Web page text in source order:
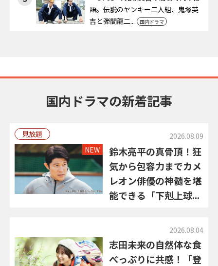
語。伝説のヤンキー二人組、鬼塚英
吉と弾間龍二...
国内ドラマ
国内ドラマの新着記事
見放題 2026.08.09
NEW
鈴木亮平の真骨頂！狂
気から包容力までカメ
レオン俳優の神髄を堪
能できる「下剋上球...
2026.08.04
志田未来の自然体な食
べっぷりに共感！「登